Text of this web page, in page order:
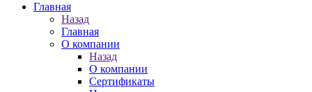
Главная
Назад
Главная
О компании
Назад
О компании
Сертификаты